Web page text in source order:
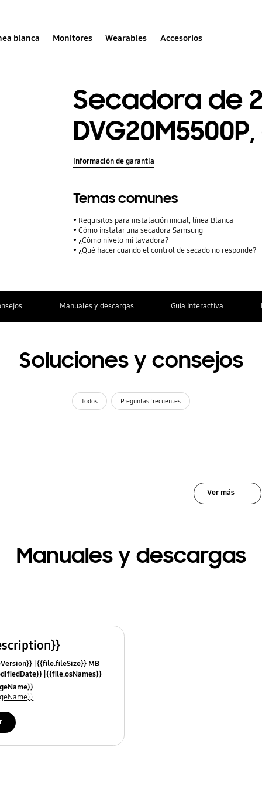
blanca Monitores Wearables Accesorios
Secadora de
Información de garantía
Temas comunes
Requisitos para instalación inicial, línea Blanca
Cómo instalar una secadora Samsung
¿Cómo nivelo mi lavadora?
¿Qué hacer cuando el control de secado no responde?
Manuales y descargas Guía Interactiva
Soluciones y consejos
Todos Preguntas frecuentes
Ver más
Manuales y descargas
{{file.fileSize}} MB
{{file.osNames}}